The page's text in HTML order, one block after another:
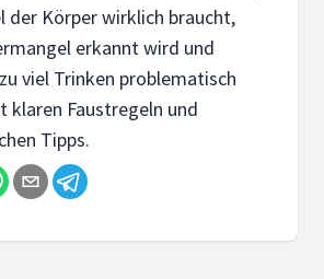
der Körper wirklich braucht,
erkannt wird und
viel Trinken problematisch
klaren Faustregeln und
Tipps.